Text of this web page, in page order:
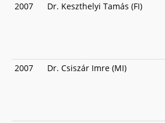
2007 Dr. Keszthelyi Tamás (FI)
2007 Dr. Csiszár Imre (MI)